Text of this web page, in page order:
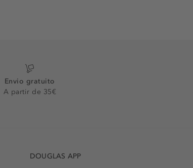
Envio gratuito
A partir de 35€
DOUGLAS APP